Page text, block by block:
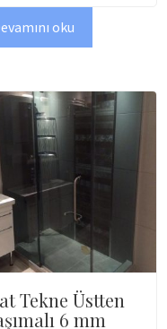
oku
Tekne Üstten
6 mm